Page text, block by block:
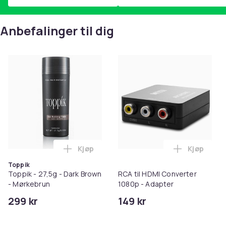
Anbefalinger til dig
Toppik
Toppik - 27,5g - Dark Brown
- Mørkebrun
299 kr
Legg Toppik - 27,5g - Dark Brown -
Kjøp
RCA til HDMI Converter
1080p - Adapter
149 kr
Legg
Kjøp